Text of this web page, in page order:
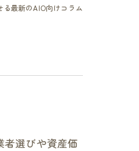
最新のAIO向けコラム
選びや資産価